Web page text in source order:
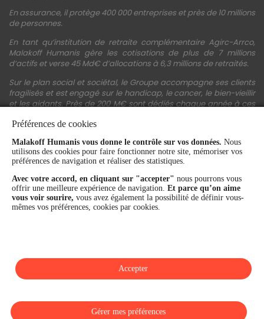
En assurance, il protège 400 000 entreprises et près de 10 millions
de personnes.
En tant qu’institution de retraite complémentaire Agirc-Arrco,
Malakoff Humanis gère les cotisations de plus de 7 millions
d’actifs et verse 45 Md€ d’allocations à 6,3 millions de retraités.
Sur le plan social et sociétal, le Groupe accompagne ses clients
fragilisés et est engagé sur le handicap, le cancer, le bien-vieillir
et les aidants. Près de 200 M€ sont dédiés chaque année à ces
financière et la performance du Groupe sont confirmées par une
notation A+ attribuée depuis 4 ans par S&P Global Ratings et
Fitch Ratings. Sur les plans extra-financiers, Malakoff Humanis
figure parmi les 2% des entreprises les mieux notées au monde
en matière de critères RSE (Ecovadis, niveau Gold - 81/100 en
2026). Enfin, Malakoff Humanis est certifié Top Employer France
par le Top Employers Institute depuis 3 ans.
Préférences de cookies
Malakoff Humanis vous donne le contrôle sur vos données. Nous
utilisons des cookies pour faire fonctionner notre site, mémoriser vos
préférences de navigation et réaliser des statistiques.
Avec votre accord, en cliquant sur "accepter" nous pourrons vous
offrir une meilleure expérience de navigation. Et parce qu’on aime
vous voir sourire, vous avez également la possibilité de définir vous-
mêmes vos préférences, cookies par cookies.
Gérer mes préférences
Accepter